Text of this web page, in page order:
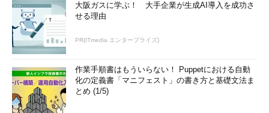
大阪ガスに学ぶ！ 大手企業が生成AI導入を成功さ
せる理由
PR(ITmedia エンタープライズ)
作業手順書はもういらない！ Puppetにおける自動
化の定義書「マニフェスト」の書き方と基礎文法ま
とめ (1/5)